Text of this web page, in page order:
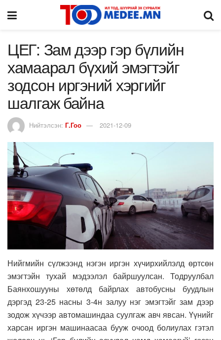
ЦЕГ: Зам дээр гэр бүлийн
хамаарал бүхий эмэгтэйг
зодсон иргэний хэргийг
шалгаж байна
Нийтэлсэн: Г.Гоо 2021-12-09
Нийгмийн сүлжээнд нэгэн иргэн хүчирхийлэлд өртсөн
эмэгтэйн тухай мэдээлэл байршуулсан. Тодруулбал
Баянхошууны хөтөлд байрлах автобусны буудлын
дэргэд 23-25 насны 3-4н залуу нэг эмэгтэйг зам дээр
зодож хүчээр автомашиндаа суулгаж авч явсан. Үүнийг
харсан иргэн машинаасаа бууж очоод болиулах гэтэл